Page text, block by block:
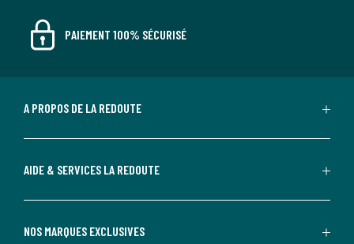
PAIEMENT 100% SÉCURISÉ
A PROPOS DE LA REDOUTE
AIDE & SERVICES LA REDOUTE
NOS MARQUES EXCLUSIVES